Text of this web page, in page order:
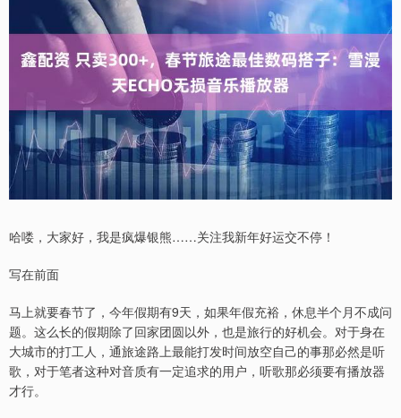
哈喽，大家好，我是疯爆银熊……关注我新年好运交不停！
写在前面
马上就要春节了，今年假期有9天，如果年假充裕，休息半个月不成问
题。这么长的假期除了回家团圆以外，也是旅行的好机会。对于身在
大城市的打工人，通旅途路上最能打发时间放空自己的事那必然是听
歌，对于笔者这种对音质有一定追求的用户，听歌那必须要有播放器
才行。